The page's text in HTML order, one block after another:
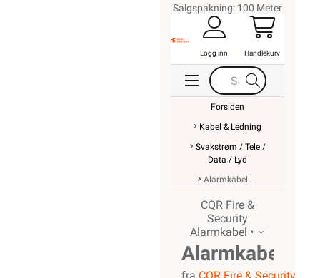
Salgspakning: 100 Meter
Logg inn Handlekurv
Forsiden
Kabel & Ledning
Svakstrøm / Tele /
Data / Lyd
Alarmkabel
CQR Fire &
Security
Alarmkabel •
Alarmkabel